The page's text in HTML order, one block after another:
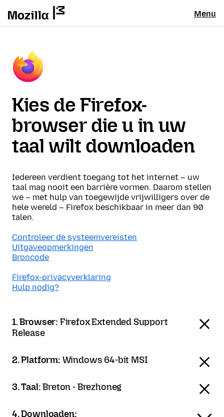
Menu
Kies de Firefox-
browser die u in uw
taal wilt downloaden
Iedereen verdient toegang tot het internet – uw
taal mag nooit een barrière vormen. Daarom stellen
we – met hulp van toegewijde vrijwilligers over de
hele wereld – Firefox beschikbaar in meer dan 90
talen.
Controleer de systeemvereisten
Uitgaveopmerkingen
Broncode
Firefox-privacyverklaring
Hulp nodig?
1. Browser: Firefox Extended Support
Release
2. Platform: Windows 64-bit MSI
3. Taal:Breton - Brezhoneg
4. Downloaden: